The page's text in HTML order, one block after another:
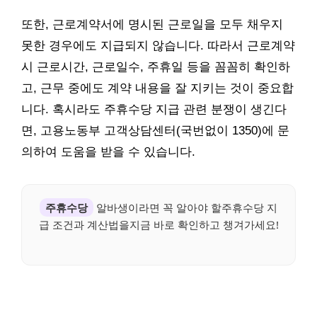
또한, 근로계약서에 명시된 근로일을 모두 채우지
못한 경우에도 지급되지 않습니다. 따라서 근로계약
시 근로시간, 근로일수, 주휴일 등을 꼼꼼히 확인하
고, 근무 중에도 계약 내용을 잘 지키는 것이 중요합
니다. 혹시라도 주휴수당 지급 관련 분쟁이 생긴다
면, 고용노동부 고객상담센터(국번없이 1350)에 문
의하여 도움을 받을 수 있습니다.
주휴수당
알바생이라면 꼭 알아야 할주휴수당 지
급 조건과 계산법을지금 바로 확인하고 챙겨가세요!